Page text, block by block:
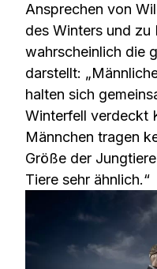
Ansprechen von
des Winters und zu
wahrscheinlich die
darstellt:
halten sich
Winterfell verdeckt
Männchen tragen
Größe der
Tiere sehr ähnlich.“